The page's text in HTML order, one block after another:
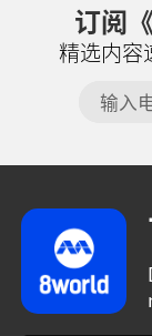
订阅
精选内容